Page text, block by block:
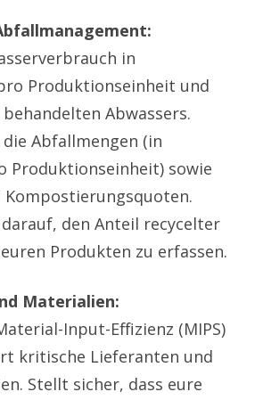
in
Produktionseinheit und
Abwassers.
Abfallmengen (in
Produktionseinheit) sowie
Kompostierungsquoten.
den Anteil recycelter
Produkten zu erfassen.
Materialien:
Input-Effizienz (MIPS)
kritische Lieferanten und
Stellt sicher, dass eure